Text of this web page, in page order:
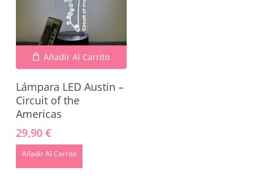
No hay productos en el carrito.
Añadir Al Carrito
Lámpara LED Austin –
Circuit of the
Americas
29,90 €
Añadir Al Carrito